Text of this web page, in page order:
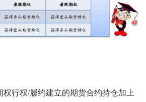
权行权/履约建立的期货合约持仓加上